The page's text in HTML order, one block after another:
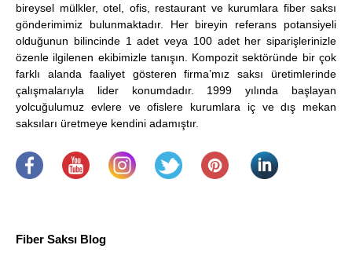
bireysel mülkler, otel, ofis, restaurant ve kurumlara fiber saksı
gönderimimiz bulunmaktadır. Her bireyin referans potansiyeli
olduğunun bilincinde 1 adet veya 100 adet her siparişlerinizle
özenle ilgilenen ekibimizle tanışın. Kompozit sektöründe bir çok
farklı alanda faaliyet gösteren firma’mız saksı üretimlerinde
çalışmalarıyla lider konumdadır. 1999 yılında başlayan
yolcuğulumuz evlere ve ofislere kurumlara iç ve dış mekan
saksıları üretmeye kendini adamıştır.
Fiber Saksı Blog